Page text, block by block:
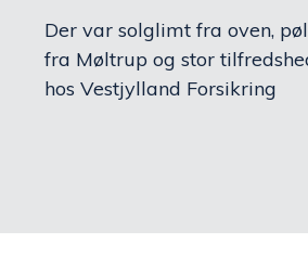
Der var solglimt fra oven,
fra Møltrup og stor
hos Vestjylland Forsikring